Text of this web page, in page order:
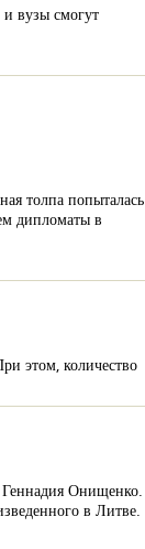
и вузы смогут
толпа попыталась
дипломаты в
этом, количество
Геннадия Онищенко.
в Литве.